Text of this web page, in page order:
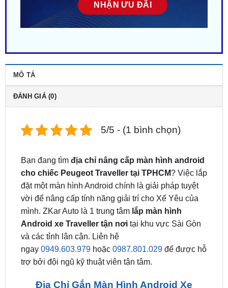
ĐÁNH GIÁ (0)
Bạn đang tìmđịa chỉ nâng cấp màn hình android
đặt một màn hình Android chính là giải pháp tuyệt
vời để nâng cấp tính năng giải trí cho Xế Yêu của
mình. ZKar Auto là 1 trung tâmlắp màn hình
Android xe Traveller tận nơitại khu vực Sài Gòn
và các tỉnh lân cận. Liên hệ
ngay0949.603.979hoặc0987.801.029để được hỗ
trợ bởi đội ngũ kỹ thuật viên tận tâm.
Địa Chỉ Gắn Màn Hình Android Xe